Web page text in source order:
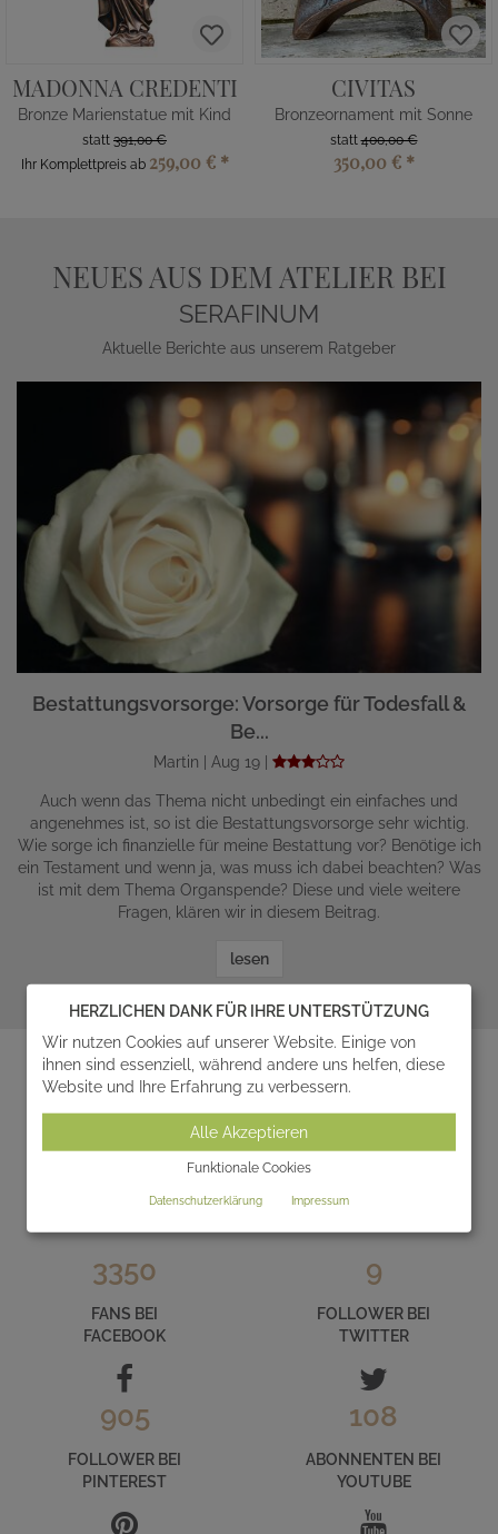
MADONNA CREDENTI
Bronze Marienstatue mit Kind
statt 391,00 €
Ihr Komplettpreis ab 259,00 € *
CIVITAS
Bronzeornament mit Sonne
statt400,00 €
350,00 € *
NEUES AUS DEM ATELIER BEI
SERAFINUM
Aktuelle Berichte aus unserem Ratgeber
Bestattungsvorsorge: Vorsorge für Todesfall &
Be...
Martin | Aug 19 |
Auch wenn das Thema nicht unbedingt ein einfaches und
angenehmes ist, so ist die Bestattungsvorsorge sehr wichtig.
Wie sorge ich finanzielle für meine Bestattung vor? Benötige ich
ein Testament und wenn ja, was muss ich dabei beachten? Was
ist mit dem Thema Organspende? Diese und viele weitere
Fragen, klären wir in diesem Beitrag.
lesen
LERNEN SIE SERAFINUM IM INTERNET
KENNEN
und folgen Sie uns auf unseren zahlreichen Social Media
3350
FANS BEI
FACEBOOK
9
FOLLOWER BEI
TWITTER
905
FOLLOWER BEI
PINTEREST
108
ABONNENTEN BEI
YOUTUBE
HERZLICHEN DANK FÜR IHRE UNTERSTÜTZUNG
Wir nutzen Cookies auf unserer Website. Einige von
ihnen sind essenziell, während andere uns helfen, diese
Website und Ihre Erfahrung zu verbessern.
Alle Akzeptieren
Funktionale Cookies
Datenschutzerklärung Impressum